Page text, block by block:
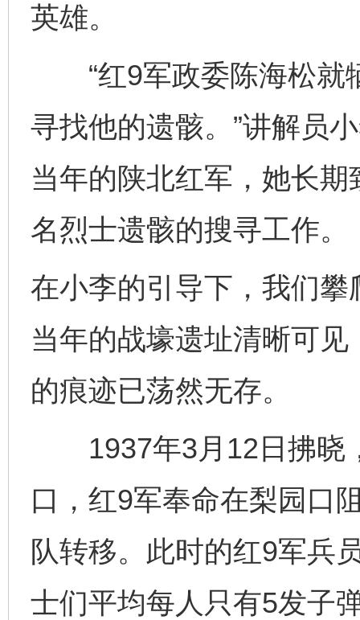
英雄。
“红9军政委陈海松就
寻找他的遗骸。”讲解员
当年的陕北红军，她长
名烈士遗骸的搜寻工作。
在小李的引导下，我们
当年的战壕遗址清晰可
的痕迹已荡然无存。
1937年3月12日拂晓
口，红9军奉命在梨园口
队转移。此时的红9军兵
士们平均每人只有5发子